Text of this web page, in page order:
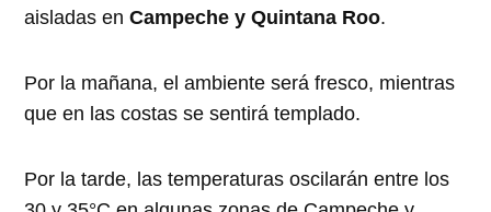
aisladas enCampeche y Quintana Roo.
Por la mañana, el ambiente será fresco, mientras
que en las costas se sentirá templado.
Por la tarde, las temperaturas oscilarán entre los